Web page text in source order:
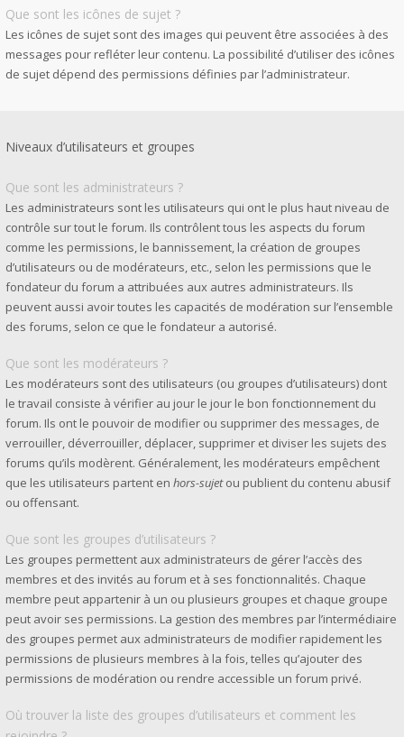
Que sont les icônes de sujet ?
Les icônes de sujet sont des images qui peuvent être associées à des
messages pour refléter leur contenu. La possibilité d’utiliser des icônes
de sujet dépend des permissions définies par l’administrateur.
Niveaux d’utilisateurs et groupes
Que sont les administrateurs ?
Les administrateurs sont les utilisateurs qui ont le plus haut niveau de
contrôle sur tout le forum. Ils contrôlent tous les aspects du forum
comme les permissions, le bannissement, la création de groupes
d’utilisateurs ou de modérateurs, etc., selon les permissions que le
fondateur du forum a attribuées aux autres administrateurs. Ils
peuvent aussi avoir toutes les capacités de modération sur l’ensemble
des forums, selon ce que le fondateur a autorisé.
Que sont les modérateurs ?
Les modérateurs sont des utilisateurs (ou groupes d’utilisateurs) dont
le travail consiste à vérifier au jour le jour le bon fonctionnement du
forum. Ils ont le pouvoir de modifier ou supprimer des messages, de
verrouiller, déverrouiller, déplacer, supprimer et diviser les sujets des
forums qu’ils modèrent. Généralement, les modérateurs empêchent
que les utilisateurs partent en hors-sujetou publient du contenu abusif
ou offensant.
Que sont les groupes d’utilisateurs ?
Les groupes permettent aux administrateurs de gérer l’accès des
membres et des invités au forum et à ses fonctionnalités. Chaque
membre peut appartenir à un ou plusieurs groupes et chaque groupe
peut avoir ses permissions. La gestion des membres par l’intermédiaire
des groupes permet aux administrateurs de modifier rapidement les
permissions de plusieurs membres à la fois, telles qu’ajouter des
permissions de modération ou rendre accessible un forum privé.
Où trouver la liste des groupes d’utilisateurs et comment les